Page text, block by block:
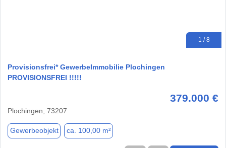
1 / 8
Provisionsfrei* GewerbeImmobilie Plochingen
PROVISIONSFREI !!!!!
379.000 €
Plochingen, 73207
Gewerbeobjekt ca. 100,00 m²